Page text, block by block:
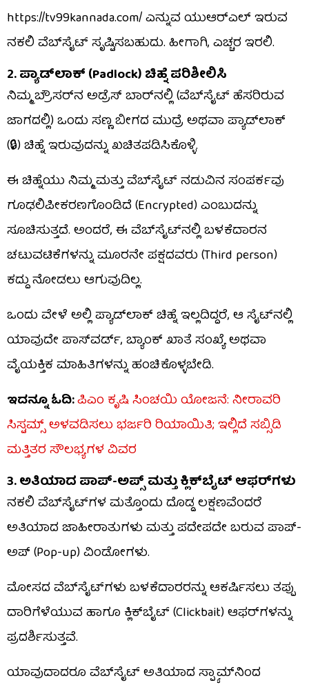
https://tv99kannada.com/ ಎನ್ನುವ ಯುಆರ್​ಎಲ್ ಇರುವ
ನಕಲಿ ವೆಬ್​ಸೈಟ್ ಸೃಷ್ಟಿಸಬಹುದು. ಹೀಗಾಗಿ, ಎಚ್ಚರ ಇರಲಿ.
2. ಪ್ಯಾಡ್‌ಲಾಕ್ (Padlock) ಚಿಹ್ನೆ ಪರಿಶೀಲಿಸಿ
ನಿಮ್ಮ ಬ್ರೌಸರ್‌ನ ಅಡ್ರೆಸ್ ಬಾರ್‌ನಲ್ಲಿ (ವೆಬ್‌ಸೈಟ್ ಹೆಸರಿರುವ
ಜಾಗದಲ್ಲಿ) ಒಂದು ಸಣ್ಣ ಬೀಗದ ಮುದ್ರೆ ಅಥವಾ ಪ್ಯಾಡ್‌ಲಾಕ್
(🔒) ಚಿಹ್ನೆ ಇರುವುದನ್ನು ಖಚಿತಪಡಿಸಿಕೊಳ್ಳಿ.
ಈ ಚಿಹ್ನೆಯು ನಿಮ್ಮ ಮತ್ತು ವೆಬ್‌ಸೈಟ್ ನಡುವಿನ ಸಂಪರ್ಕವು
ಗೂಢಲಿಪೀಕರಣಗೊಂಡಿದೆ (Encrypted) ಎಂಬುದನ್ನು
ಸೂಚಿಸುತ್ತದೆ. ಅಂದರೆ, ಈ ವೆಬ್​ಸೈಟ್​ನಲ್ಲಿ ಬಳಕೆದಾರನ
ಚಟುವಟಿಕೆಗಳನ್ನು ಮೂರನೇ ಪಕ್ಷದವರು (Third person)
ಕದ್ದು ನೋಡಲು ಆಗುವುದಿಲ್ಲ.
ಒಂದು ವೇಳೆ ಅಲ್ಲಿ ಪ್ಯಾಡ್‌ಲಾಕ್ ಚಿಹ್ನೆ ಇಲ್ಲದಿದ್ದರೆ, ಆ ಸೈಟ್‌ನಲ್ಲಿ
ಯಾವುದೇ ಪಾಸ್‌ವರ್ಡ್, ಬ್ಯಾಂಕ್ ಖಾತೆ ಸಂಖ್ಯೆ ಅಥವಾ
ವೈಯಕ್ತಿಕ ಮಾಹಿತಿಗಳನ್ನು ಹಂಚಿಕೊಳ್ಳಬೇಡಿ.
ಇದನ್ನೂ ಓದಿ:ಪಿಎಂ ಕೃಷಿ ಸಿಂಚಯಿ ಯೋಜನೆ: ನೀರಾವರಿ
ಸಿಸ್ಟಮ್ಸ್ ಅಳವಡಿಸಲು ಭರ್ಜರಿ ರಿಯಾಯಿತಿ; ಇಲ್ಲಿದೆ ಸಬ್ಸಿಡಿ
ಮತ್ತಿತರ ಸೌಲಭ್ಯಗಳ ವಿವರ
3. ಅತಿಯಾದ ಪಾಪ್-ಅಪ್ಸ್ ಮತ್ತು ಕ್ಲಿಕ್‌ಬೈಟ್ ಆಫರ್‌ಗಳು
ನಕಲಿ ವೆಬ್‌ಸೈಟ್‌ಗಳ ಮತ್ತೊಂದು ದೊಡ್ಡ ಲಕ್ಷಣವೆಂದರೆ
ಅತಿಯಾದ ಜಾಹೀರಾತುಗಳು ಮತ್ತು ಪದೇಪದೇ ಬರುವ ಪಾಪ್-
ಅಪ್ (Pop-up) ವಿಂಡೋಗಳು.
ಮೋಸದ ವೆಬ್‌ಸೈಟ್‌ಗಳು ಬಳಕೆದಾರರನ್ನು ಆಕರ್ಷಿಸಲು ತಪ್ಪು
ದಾರಿಗೆಳೆಯುವ ಹಾಗೂ ಕ್ಲಿಕ್‌ಬೈಟ್ (Clickbait) ಆಫರ್‌ಗಳನ್ನು
ಪ್ರದರ್ಶಿಸುತ್ತವೆ.
ಯಾವುದಾದರೂ ವೆಬ್‌ಸೈಟ್ ಅತಿಯಾದ ಸ್ಪ್ಯಾಮ್‌ನಿಂದ